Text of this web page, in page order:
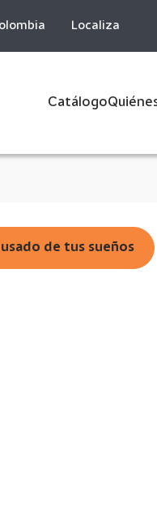
Localiza
Catálogo
de tus sueños